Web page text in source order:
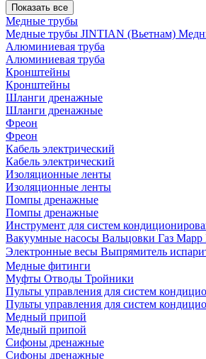
Показать все
Медные трубы
Медные трубы JINTIAN (Вьетнам)
Алюминиевая труба
Алюминиевая труба
Кронштейны
Кронштейны
Шланги дренажные
Шланги дренажные
Фреон
Фреон
Кабель электрический
Кабель электрический
Изоляционные ленты
Изоляционные ленты
Помпы дренажные
Помпы дренажные
Инструмент для систем
Вакуумные насосы Вальцовки Газ Mapp
Электронные весы Выпрямитель
Медные фитинги
Муфты Отводы Тройники
Пульты управления для систем
Пульты управления для систем
Медный припой
Медный припой
Сифоны дренажные
Сифоны дренажные